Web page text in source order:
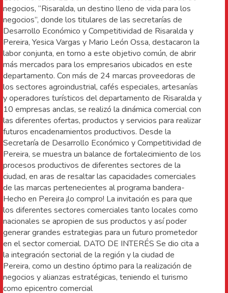
negocios, “Risaralda, un destino lleno de vida para los
negocios”, donde los titulares de las secretarías de
Desarrollo Económico y Competitividad de Risaralda y
Pereira, Yesica Vargas y Mario León Ossa, destacaron la
labor conjunta, en torno a este objetivo común, de abrir
más mercados para los empresarios ubicados en este
departamento. Con más de 24 marcas proveedoras de
los sectores agroindustrial, cafés especiales, artesanías
y operadores turísticos del departamento de Risaralda y
10 empresas anclas, se realizó la dinámica comercial con
las diferentes ofertas, productos y servicios para realizar
futuros encadenamientos productivos. Desde la
Secretaría de Desarrollo Económico y Competitividad de
Pereira, se muestra un balance de fortalecimiento de los
procesos productivos de diferentes sectores de la
ciudad, en aras de resaltar las capacidades comerciales
de las marcas pertenecientes al programa bandera-
Hecho en Pereira ¡lo compro! La invitación es para que
los diferentes sectores comerciales tanto locales como
nacionales se apropien de sus productos y así poder
generar grandes estrategias para un futuro prometedor
en el sector comercial. DATO DE INTERÉS Se dio cita a
la integración sectorial de la región y la ciudad de
Pereira, como un destino óptimo para la realización de
negocios y alianzas estratégicas, teniendo el turismo
como epicentro comercial